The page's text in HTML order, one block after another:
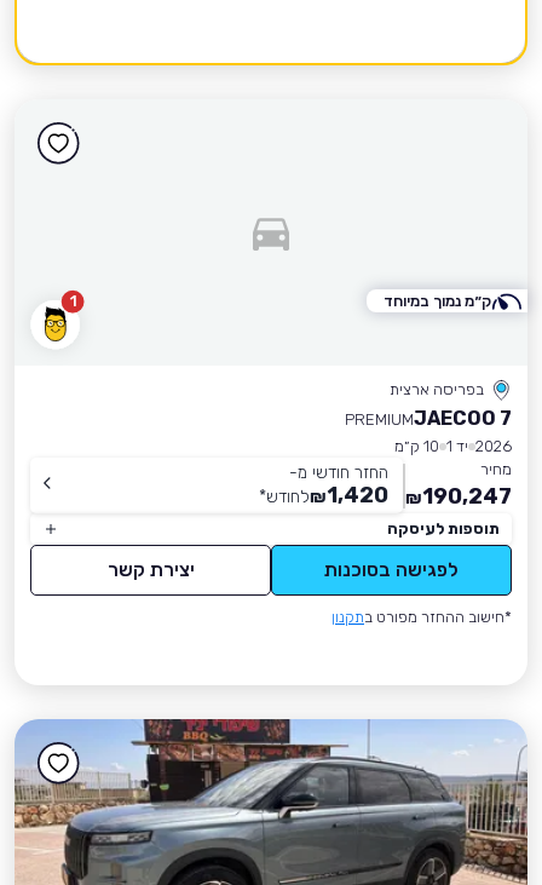
1
בפריסה ארצית
JAECOO 7
PREMIUM
2026 יד 1
10 ק״מ
מחיר
190,247
₪
החזר חודשי מ-
1,420
₪לחודש*
תוספות לעיסקה
לפגישה בסוכנות יצירת קשר
*חישוב ההחזר מפורט בתקנון
ק״מ נמוך במיוחד